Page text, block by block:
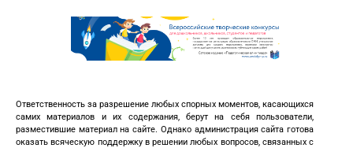
Ответственность за разрешение любых спорных моментов, касающихся
самих материалов и их содержания, берут на себя пользователи,
разместившие материал на сайте. Однако администрация сайта готова
оказать всяческую поддержку в решении любых вопросов, связанных с